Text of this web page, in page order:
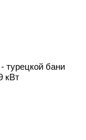
турецкой бани
кВт